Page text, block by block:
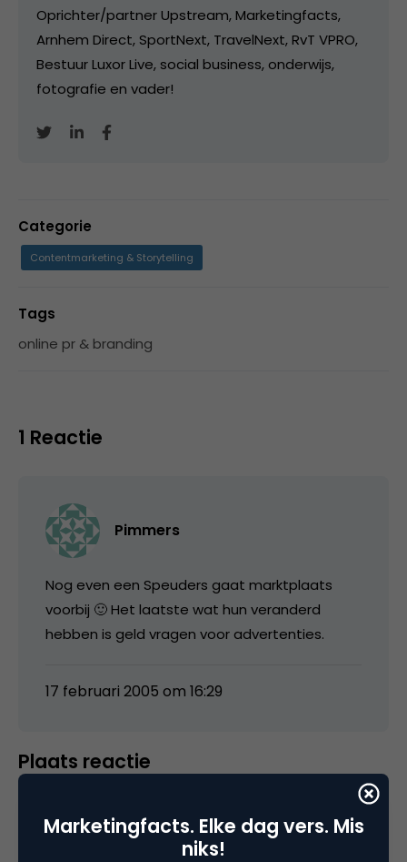
Oprichter/partner Upstream, Marketingfacts,
Arnhem Direct, SportNext, TravelNext, RvT VPRO,
Bestuur Luxor Live, social business, onderwijs,
fotografie en vader!
Categorie
Contentmarketing & Storytelling
Tags
online pr & branding
1 Reactie
Pimmers
Nog even een Speuders gaat marktplaats
voorbij 🙂 Het laatste wat hun veranderd
hebben is geld vragen voor advertenties.
17 februari 2005 om 16:29
Plaats reactie
plaatsen.
Marketingfacts. Elke dag vers. Mis
niks!